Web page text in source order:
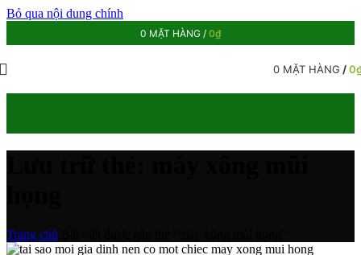
Bỏ qua nội dung chính
0 MẶT HÀNG / 0₫
0 MẶT HÀNG /0
Trang chủ